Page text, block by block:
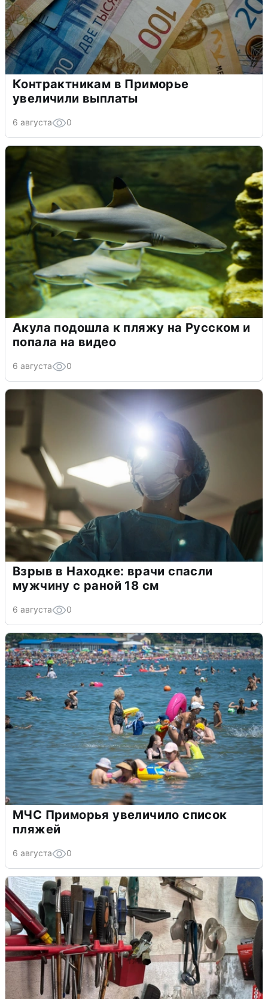
Контрактникам в Приморье
увеличили выплаты
6 августа 0
Акула подошла к пляжу на Русском и
попала на видео
6 августа 0
Взрыв в Находке: врачи спасли
мужчину с раной 18 см
6 августа 0
МЧС Приморья увеличило список
пляжей
6 августа 0